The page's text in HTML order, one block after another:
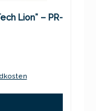
Lion” – PR-